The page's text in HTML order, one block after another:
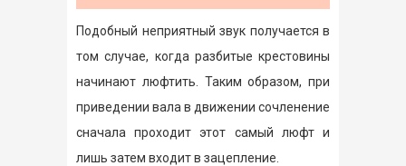
Подобный неприятный звук получается в
том случае, когда разбитые крестовины
начинают люфтить. Таким образом, при
приведении вала в движении сочленение
сначала проходит этот самый люфт и
лишь затем входит в зацепление.